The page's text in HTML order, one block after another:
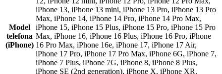
Model
telefona
(iPhone)
iPhone 13, iPhone 13 mini, iPhone 13 Pro, iPhone 13 Pro
Max, iPhone 14, iPhone 14 Pro, iPhone 14 Pro Max,
iPhone 15, iPhone 15 Plus, iPhone 15 Pro, iPhone 15 Pro
Max, iPhone 16, iPhone 16 Plus, iPhone 16 Pro, iPhone
16 Pro Max, iPhone 16e, iPhone 17, iPhone 17 Air,
iPhone 17 Pro, iPhone 17 Pro Max, iPhone 6G, iPhone 7,
iPhone 7 Plus, iPhone 7G, iPhone 8, iPhone 8 Plus,
iPhone SE (2nd generation), iPhone X, iPhone XR,